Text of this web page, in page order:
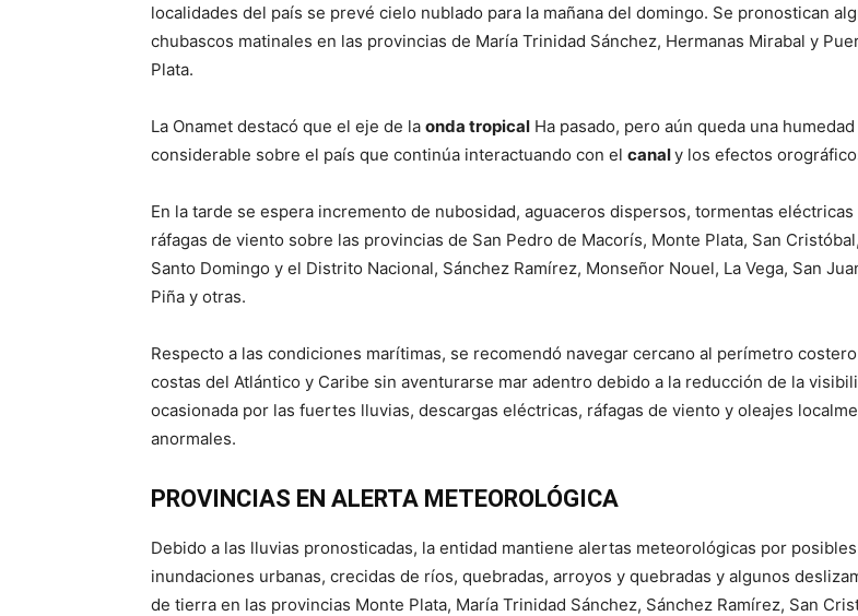
localidades del país se prevé cielo nublado para la mañana del domingo. Se pronostican
chubascos matinales en las provincias de María Trinidad Sánchez, Hermanas Mirabal y
Plata.
La Onamet destacó que el eje de la onda tropical Ha pasado, pero aún queda una humedad
considerable sobre el país que continúa interactuando con el canaly los efectos
En la tarde se espera incremento de nubosidad, aguaceros dispersos, tormentas eléctricas
ráfagas de viento sobre las provincias de San Pedro de Macorís, Monte Plata, San
Santo Domingo y el Distrito Nacional, Sánchez Ramírez, Monseñor Nouel, La Vega, San
Piña y otras.
Respecto a las condiciones marítimas, se recomendó navegar cercano al perímetro
costas del Atlántico y Caribe sin aventurarse mar adentro debido a la reducción de la
ocasionada por las fuertes lluvias, descargas eléctricas, ráfagas de viento y oleajes
anormales.
PROVINCIAS EN ALERTA METEOROLÓGICA
Debido a las lluvias pronosticadas, la entidad mantiene alertas meteorológicas por posibles
inundaciones urbanas, crecidas de ríos, quebradas, arroyos y quebradas y algunos
de tierra en las provincias Monte Plata, María Trinidad Sánchez, Sánchez Ramírez, San